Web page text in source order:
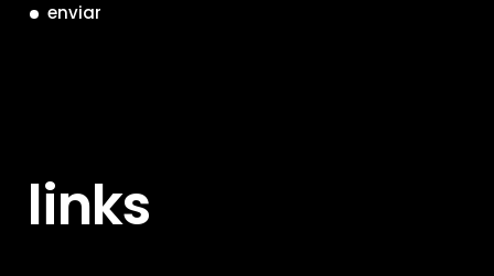
enviar
links